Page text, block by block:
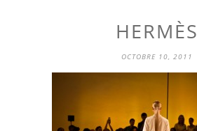
HERMÈS
OCTOBRE 10, 2011